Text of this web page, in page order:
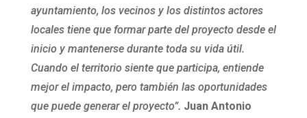
ayuntamiento, los vecinos y los distintos actores
locales tiene que formar parte del proyecto desde el
inicio y mantenerse durante toda su vida útil.
Cuando el territorio siente que participa, entiende
mejor el impacto, pero también las oportunidades
que puede generar el proyecto”. Juan Antonio